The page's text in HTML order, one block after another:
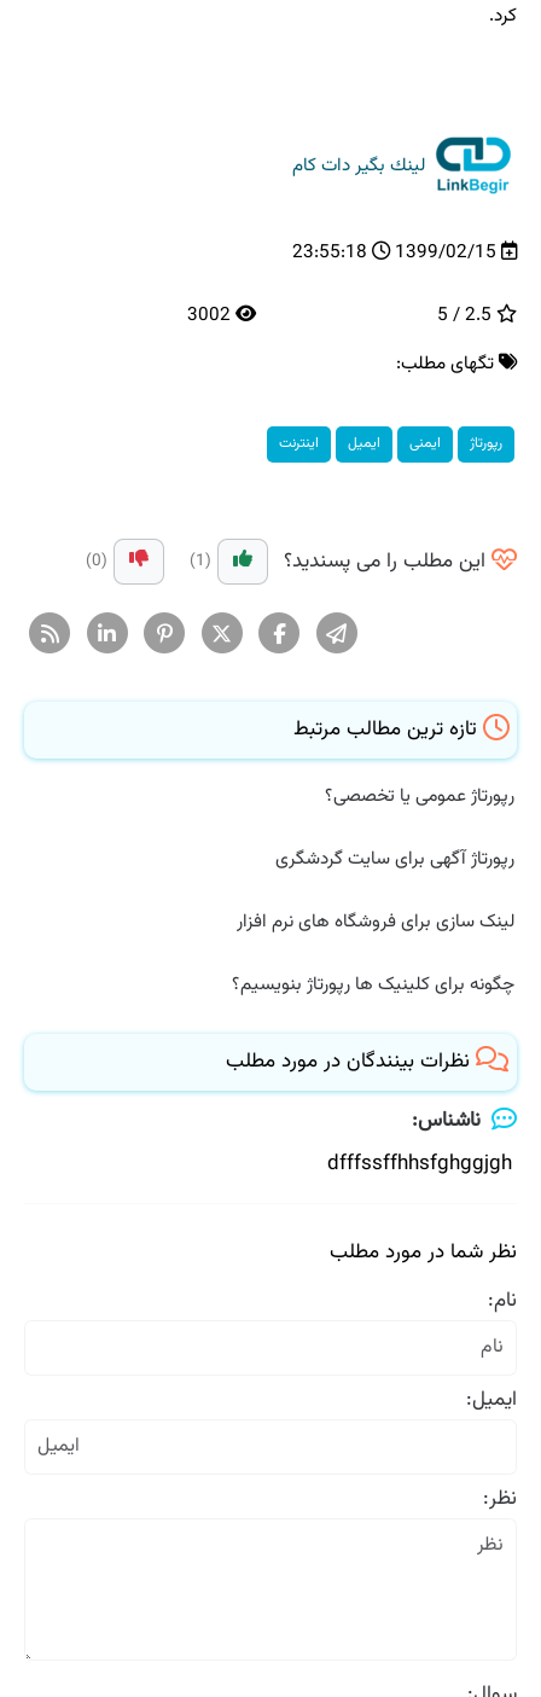
کرد.
لینك بگیر دات كام
1399/02/15
23:55:18
تگهای مطلب:
رپورتاژ ایمنی ایمیل اینترنت
این مطلب را می پسندید؟ (1)
(0)
تازه ترین مطالب مرتبط
رپورتاژ عمومی یا تخصصی؟
رپورتاژ آگهی برای سایت گردشگری
لینک سازی برای فروشگاه های نرم افزار
چگونه برای کلینیک ها رپورتاژ بنویسیم؟
نظرات بینندگان در مورد مطلب
ناشناس:
dfffssffhhsfghggjgh
نظر شما در مورد مطلب
نام:
ایمیل:
نظر: